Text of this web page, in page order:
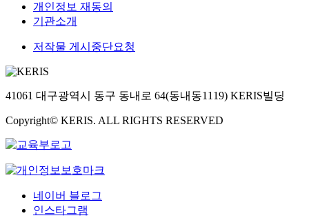
개인정보 재동의
기관소개
저작물 게시중단요청
41061 대구광역시 동구 동내로 64(동내동1119) KERIS빌딩
Copyright© KERIS. ALL RIGHTS RESERVED
네이버 블로그
인스타그램